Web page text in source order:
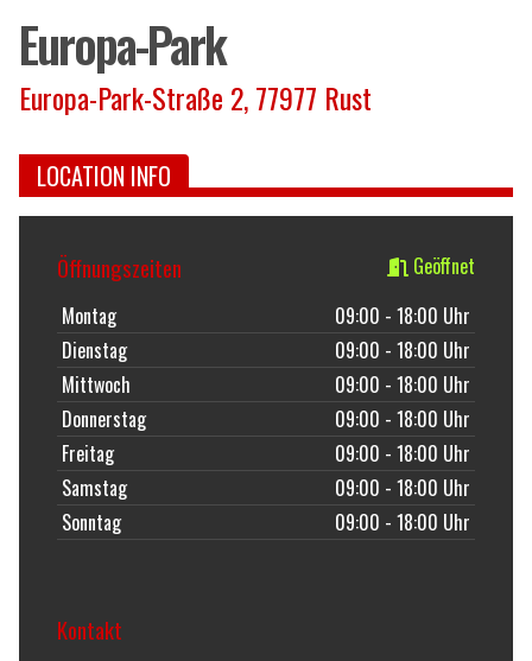
Europa-Park
Europa-Park-Straße 2, 77977 Rust
LOCATION INFO
Kontakt
Öffnungszeiten
Geöffnet
Montag
09:00 - 18:00 Uhr
Dienstag
09:00 - 18:00 Uhr
Mittwoch
09:00 - 18:00 Uhr
Donnerstag
09:00 - 18:00 Uhr
Freitag
09:00 - 18:00 Uhr
Samstag
09:00 - 18:00 Uhr
Sonntag
09:00 - 18:00 Uhr